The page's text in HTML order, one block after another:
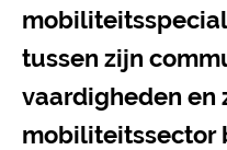
tussen zijn
vaardigheden en
mobiliteitssector